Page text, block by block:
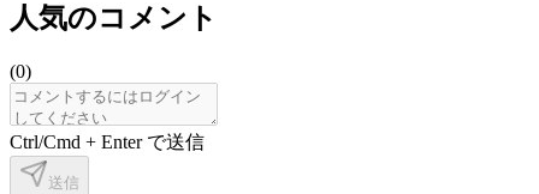
人気のコメント
(0)
Ctrl/Cmd + Enter で送信
送信